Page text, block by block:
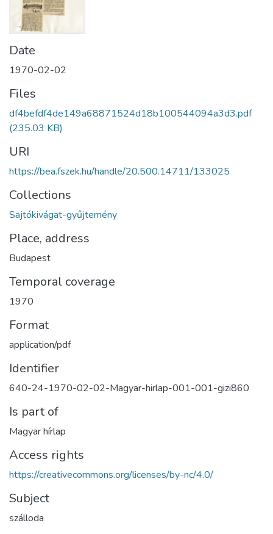
Date
1970-02-02
Files
df4befdf4de149a68871524d18b100544094a3d3.pdf
(235.03 KB)
URI
https://bea.fszek.hu/handle/20.500.14711/133025
Collections
Sajtókivágat-gyűjtemény
Place, address
Budapest
Temporal coverage
1970
Format
application/pdf
Identifier
640-24-1970-02-02-Magyar-hirlap-001-001-gizi860
Is part of
Magyar hírlap
Access rights
https://creativecommons.org/licenses/by-nc/4.0/
Subject
szálloda